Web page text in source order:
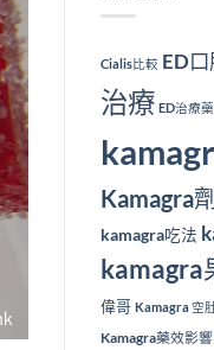
Cialis比較 ED
治療 ED治療
Kamagra
kamagra吃法
kamagra
偉哥 Kamagra 空
Kamagra藥效影響